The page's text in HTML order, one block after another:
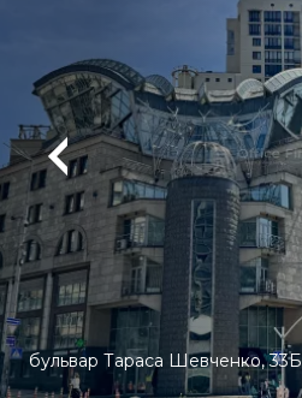
бульвар Тараса Шевченко, 33Б